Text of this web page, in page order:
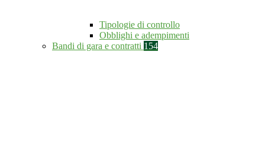
Tipologie di controllo
Obblighi e adempimenti
Bandi di gara e contratti 154